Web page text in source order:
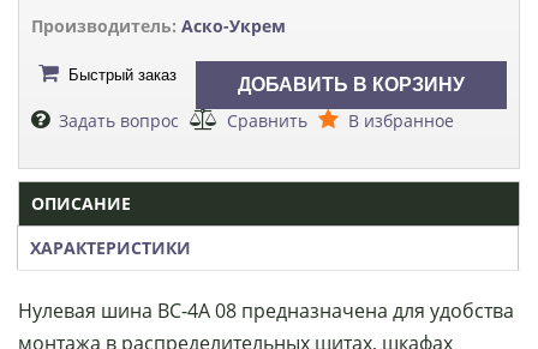
Производитель: Аско-Укрем
Быстрый заказ
Задать вопрос Сравнить В избранное
ОПИСАНИЕ
ХАРАКТЕРИСТИКИ
Нулевая шина ВС-4А 08 предназначена для удобства
монтажа в распределительных щитах, шкафах